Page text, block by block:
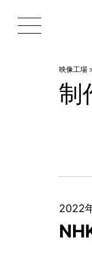
映像工場
制
2022